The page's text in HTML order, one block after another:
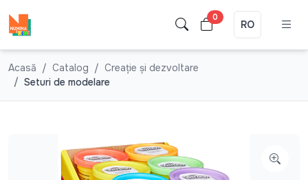
0
RO
Acasă Catalog
Creație și dezvoltare
Seturi de modelare